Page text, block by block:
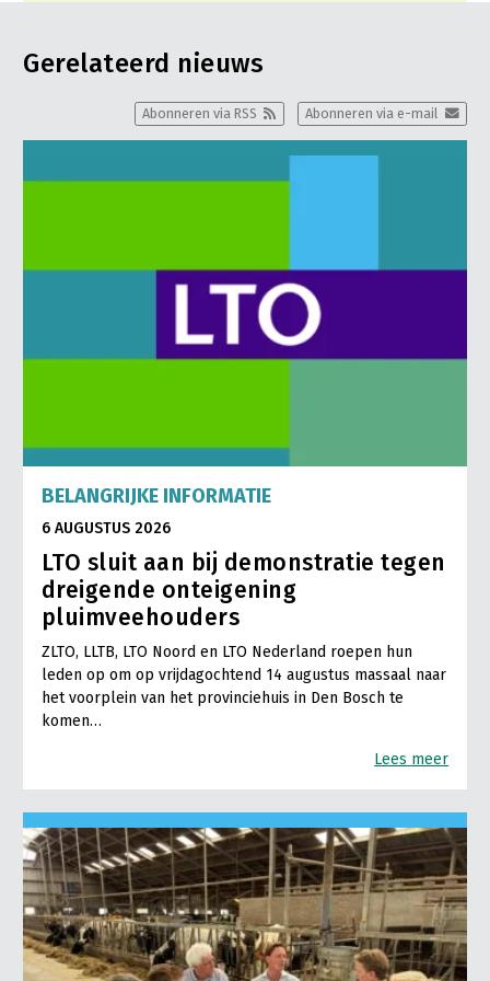
Gerelateerd nieuws
Abonneren via e-mail
Abonneren via RSS
BELANGRIJKE INFORMATIE
6 AUGUSTUS 2026
LTO sluit aan bij demonstratie tegen
dreigende onteigening
pluimveehouders
ZLTO, LLTB, LTO Noord en LTO Nederland roepen hun
leden op om op vrijdagochtend 14 augustus massaal naar
het voorplein van het provinciehuis in Den Bosch te
komen…
Lees meer